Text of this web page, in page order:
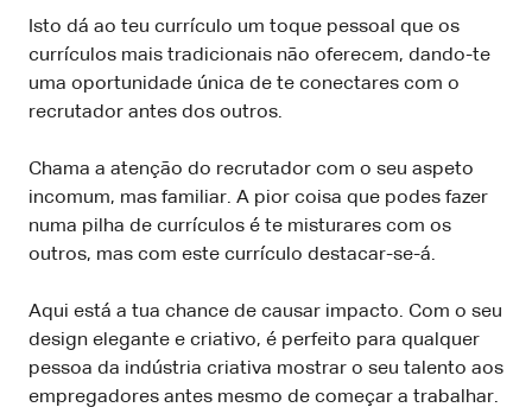
Isto dá ao teu currículo um toque pessoal que os
currículos mais tradicionais não oferecem, dando-te
uma oportunidade única de te conectares com o
recrutador antes dos outros.
Chama a atenção do recrutador com o seu aspeto
incomum, mas familiar. A pior coisa que podes fazer
numa pilha de currículos é te misturares com os
outros, mas com este currículo destacar-se-á.
Aqui está a tua chance de causar impacto. Com o seu
design elegante e criativo, é perfeito para qualquer
pessoa da indústria criativa mostrar o seu talento aos
empregadores antes mesmo de começar a trabalhar.